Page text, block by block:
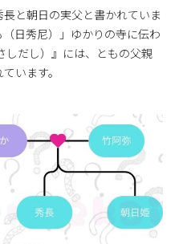
長と朝日の実父と書かれていま
日秀尼）」ゆかりの寺に伝わ
しだし）』には、ともの父親
います。